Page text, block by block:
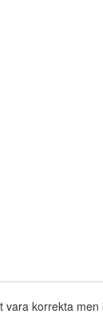
vara korrekta men